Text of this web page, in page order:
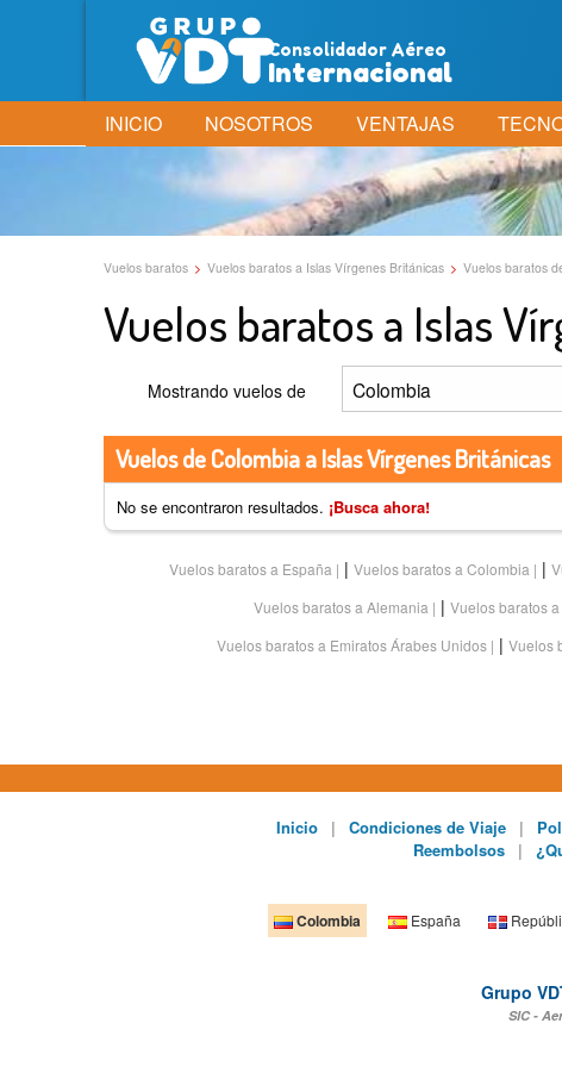
Consolidador Aéreo
Internacional
INICIO NOSOTROS VENTAJAS
Vuelos baratos > Vuelos baratos a Islas Vírgenes Británicas > Vuelos baratos
Vuelos baratos a Islas
Mostrando vuelos de
Vuelos de Colombia a Islas Vírgenes Británicas
No se encontraron resultados. ¡Busca ahora!
Vuelos baratos a España | Vuelos baratos a Colombia |
Vuelos baratos a Alemania | Vuelos baratos
Vuelos baratos a Emiratos Árabes Unidos | Vuelos
Inicio | Condiciones de Viaje |
Reembolsos
|
Colombia España
Grupo
SIC -